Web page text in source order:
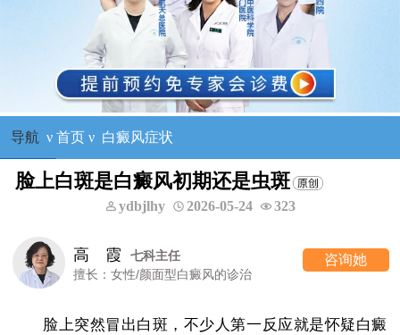
导航 ν 首页ν 白癜风症状
脸上白斑是白癜风初期还是虫斑
ydbjlhy 2026-05-24 323
高 霞
七科主任
擅长：女性/颜面型白癜风的诊治
咨询她
脸上突然冒出白斑，不少人第一反应就是怀疑白癜